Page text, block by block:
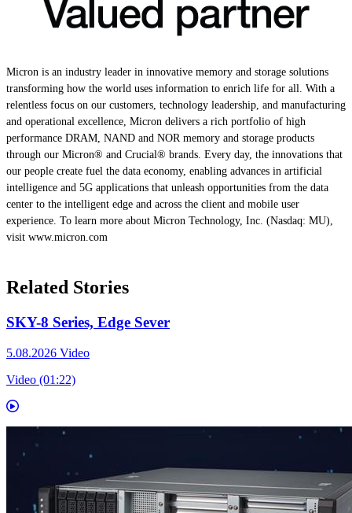
Micron is an industry leader in innovative memory and storage solutions
transforming how the world uses information to enrich life for all. With a
relentless focus on our customers, technology leadership, and manufacturing
and operational excellence, Micron delivers a rich portfolio of high
performance DRAM, NAND and NOR memory and storage products
through our Micron® and Crucial® brands. Every day, the innovations that
our people create fuel the data economy, enabling advances in artificial
intelligence and 5G applications that unleash opportunities from the data
center to the intelligent edge and across the client and mobile user
experience. To learn more about Micron Technology, Inc. (Nasdaq: MU),
visit www.micron.com
Related Stories
SKY-8 Series, Edge Sever
5.08.2026 Video
Video (01:22)